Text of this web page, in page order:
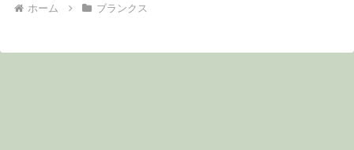
ホーム ブランクス